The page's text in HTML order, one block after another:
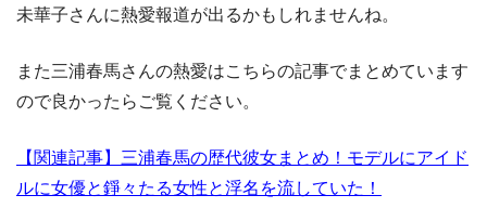
未華子さんに熱愛報道が出るかもしれませんね。
また三浦春馬さんの熱愛はこちらの記事でまとめています
ので良かったらご覧ください。
【関連記事】三浦春馬の歴代彼女まとめ！モデルにアイド
ルに女優と錚々たる女性と浮名を流していた！